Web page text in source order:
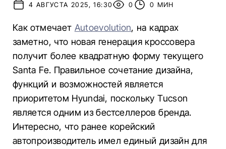
4 АВГУСТА 2025, 16:30
0 0 МИН
Как отмечает Autoevolution, на кадрах
заметно, что новая генерация кроссовера
получит более квадратную форму текущего
Santa Fe. Правильное сочетание дизайна,
функций и возможностей является
приоритетом Hyundai, поскольку Tucson
является одним из бестселлеров бренда.
Интересно, что ранее корейский
автопроизводитель имел единый дизайн для